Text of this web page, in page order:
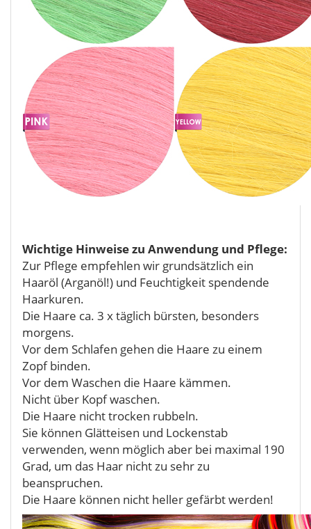
Wichtige Hinweise zu Anwendung und Pflege:
Zur Pflege empfehlen wir grundsätzlich ein
Haaröl (Arganöl!) und Feuchtigkeit spendende
Haarkuren.
Die Haare ca. 3 x täglich bürsten, besonders
morgens.
Vor dem Schlafen gehen die Haare zu einem
Zopf binden.
Vor dem Waschen die Haare kämmen.
Nicht über Kopf waschen.
Die Haare nicht trocken rubbeln.
Sie können Glätteisen und Lockenstab
verwenden, wenn möglich aber bei maximal 190
Grad, um das Haar nicht zu sehr zu
beanspruchen.
Die Haare können nicht heller gefärbt werden!